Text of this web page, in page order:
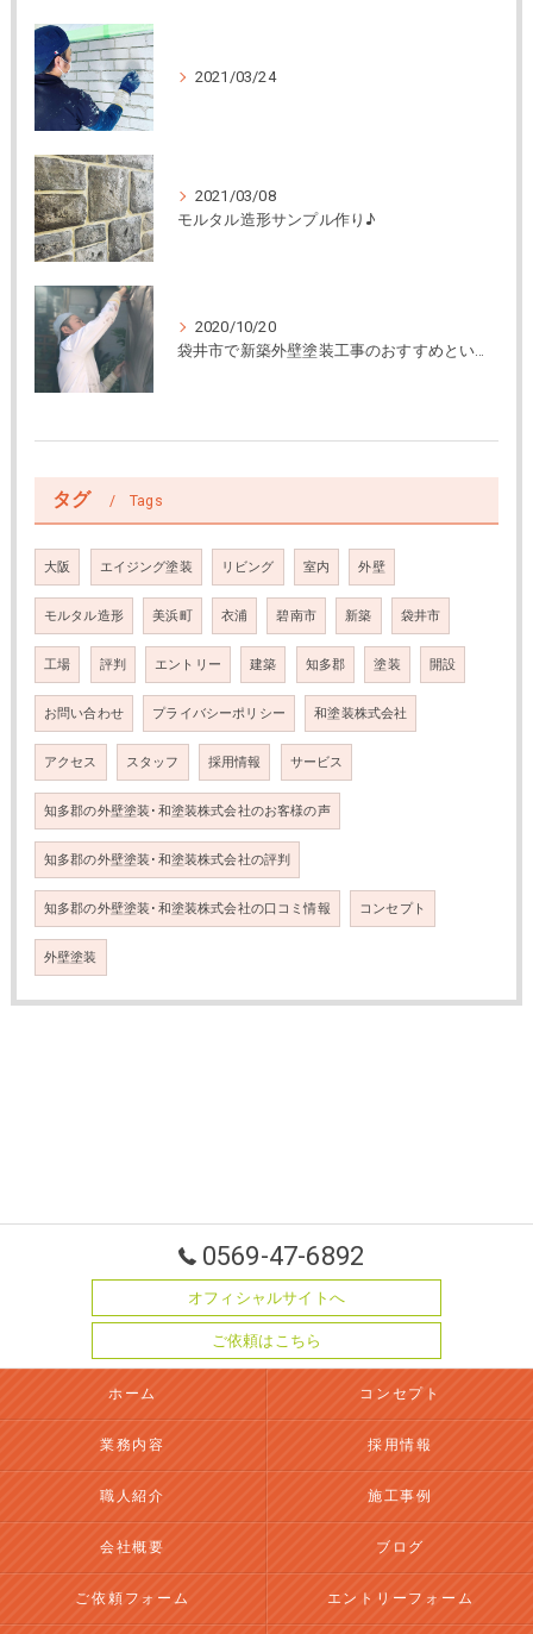
2021/03/24
2021/03/08
モルタル造形サンプル作り♪
2020/10/20
タグ Tags
大阪 エイジング塗装 リビング 室内 外壁
モルタル造形 美浜町 衣浦 碧南市 新築 袋井市
工場 評判 エントリー 建築 知多郡 塗装 開設
お問い合わせ プライバシーポリシー 和塗装株式会社
アクセス スタッフ 採用情報 サービス
知多郡の外壁塗装･和塗装株式会社のお客様の声
知多郡の外壁塗装･和塗装株式会社の評判
知多郡の外壁塗装･和塗装株式会社の口コミ情報 コンセプト
外壁塗装
0569-47-6892
オフィシャルサイトへ
ご依頼はこちら
ホーム コンセプト
業務内容 採用情報
職人紹介 施工事例
会社概要 ブログ
ご依頼フォーム エントリーフォーム